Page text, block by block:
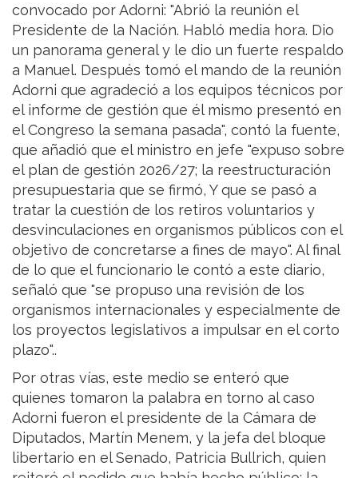
convocado por Adorni: "Abrió la reunión el
Presidente de la Nación. Habló media hora. Dio
un panorama general y le dio un fuerte respaldo
a Manuel. Después tomó el mando de la reunión
Adorni que agradeció a los equipos técnicos por
el informe de gestión que él mismo presentó en
el Congreso la semana pasada", contó la fuente,
que añadió que el ministro en jefe "expuso sobre
el plan de gestión 2026/27; la reestructuración
presupuestaria que se firmó, Y que se pasó a
tratar la cuestión de los retiros voluntarios y
desvinculaciones en organismos públicos con el
objetivo de concretarse a fines de mayo". Al final
de lo que el funcionario le contó a este diario,
señaló que "se propuso una revisión de los
organismos internacionales y especialmente de
los proyectos legislativos a impulsar en el corto
plazo"..
Por otras vías, este medio se enteró que
quienes tomaron la palabra en torno al caso
Adorni fueron el presidente de la Cámara de
Diputados, Martín Menem, y la jefa del bloque
libertario en el Senado, Patricia Bullrich, quien